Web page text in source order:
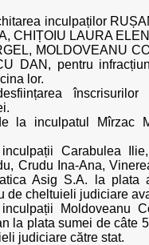
inculpaților
CHIȚOIU LAURA
MOLDOVEANU
DAN, pentru
lor.
la inculpatul Mîrzac
Carabulea
Crudu Ina-Ana,
Asig S.A. la plata
de cheltuieli judiciare
Moldoveanu
la plata sumei de câte
judiciare către stat.